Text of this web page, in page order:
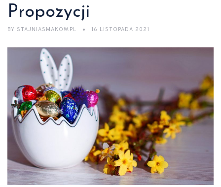
Propozycji
BY STAJNIASMAKOW.PL 16 LISTOPADA 2021